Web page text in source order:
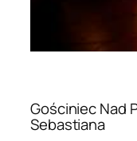
Gościniec Nad
Sebastiana